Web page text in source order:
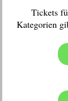
Tickets
Kategorien